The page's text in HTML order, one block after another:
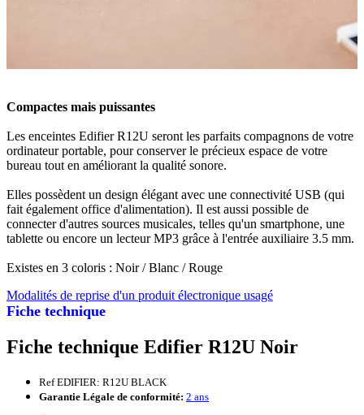
Fiche technique
Compactes mais puissantes
Les enceintes Edifier R12U seront les parfaits compagnons de votre
ordinateur portable, pour conserver le précieux espace de votre
bureau tout en améliorant la qualité sonore.
Elles possèdent un design élégant avec une connectivité USB (qui
fait également office d'alimentation). Il est aussi possible de
connecter d'autres sources musicales, telles qu'un smartphone, une
tablette ou encore un lecteur MP3 grâce à l'entrée auxiliaire 3.5 mm.
Existes en 3 coloris : Noir / Blanc / Rouge
Modalités de reprise d'un produit électronique usagé
Fiche technique Edifier R12U Noir
Ref EDIFIER: R12U BLACK
Garantie Légale de conformité: 2 ans